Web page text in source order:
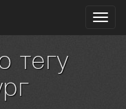
тегу